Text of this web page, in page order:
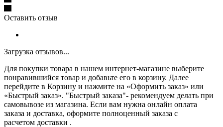
Оставить отзыв
Загрузка отзывов...
Для покупки товара в нашем интернет-магазине выберите
понравившийся товар и добавьте его в корзину. Далее
перейдите в Корзину и нажмите на «Оформить заказ» или
«Быстрый заказ». "Быстрый заказа"- рекомендуем делать при
самовывозе из магазина. Если вам нужна онлайн оплата
заказа и доставка, оформите полноценный заказа с
расчетом доставки .